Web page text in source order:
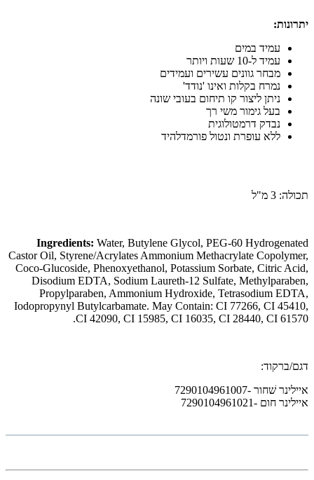
יתרונות:
עמיד במים
עמיד ל-10 שעות ויותר
מבחר גוונים עשירים ועמידים
נמרח בקלות ואינו 'נודד'
ניתן ליצור קו תיחום בעובי שונה
בעל גימור משי רך
נבדק דרמטולוגית
ללא עופרת ונטול פורמדלהיד
תכולה: 3 מ"ל
Ingredients: Water, Butylene Glycol, PEG-60 Hydrogenated
Castor Oil, Styrene/Acrylates Ammonium Methacrylate Copolymer,
Coco-Glucoside, Phenoxyethanol, Potassium Sorbate, Citric Acid,
Disodium EDTA, Sodium Laureth-12 Sulfate, Methylparaben,
Propylparaben, Ammonium Hydroxide, Tetrasodium EDTA,
Iodopropynyl Butylcarbamate. May Contain: CI 77266, CI 45410,
CI 42090, CI 15985, CI 16035, CI 28440, CI 61570.
דגם/ברקוד:
איילינר שׁחור -7290104961007
איילינר חום -7290104961021